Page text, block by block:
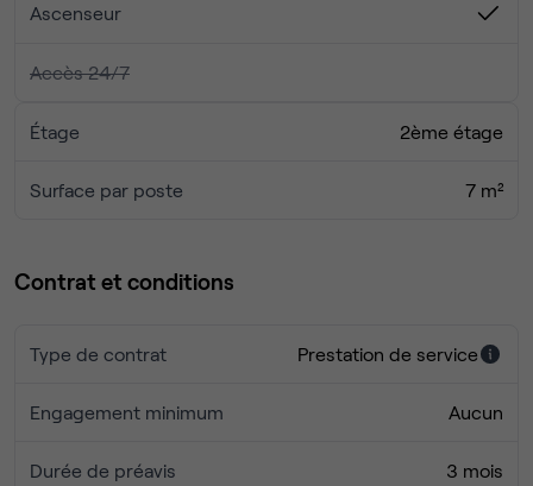
Ascenseur
Accès 24/7
Étage 2ème étage
Surface par poste 7 m²
Contrat et conditions
Type de contrat Prestation de service
Engagement minimum Aucun
Durée de préavis 3 mois